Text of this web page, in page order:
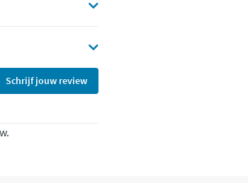
Schrijf jouw review